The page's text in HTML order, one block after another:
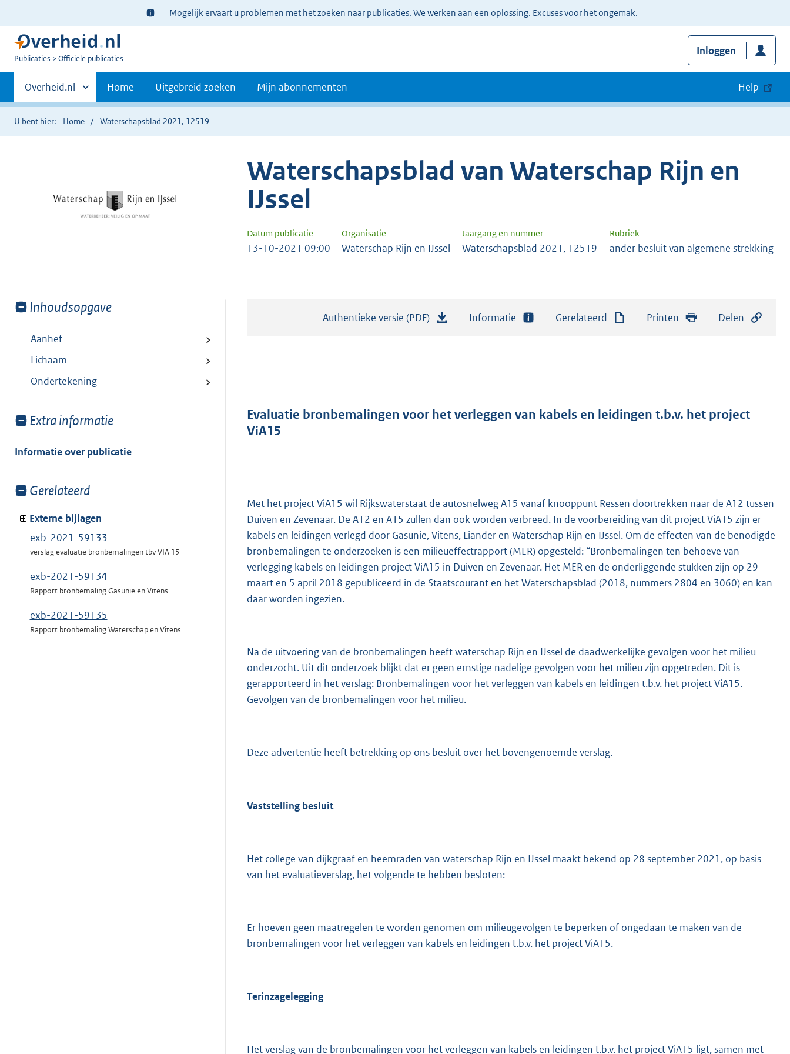
Ter
informatie:
Mogelijk ervaart u problemen met het zoeken naar publicaties. We werken aan een oplossing. Excuses voor het ongemak.
U
Publicaties Officiële publicaties
Inloggen
Primaire
navigatie
Andere
sites
binnen
Overheid.nl Home Uitgebreid zoeken Mijn abonnementen Help
U bent hier: Home Waterschapsblad 2021, 12519
Waterschapsblad van Waterschap Rijn en
IJssel
Datum publicatie Organisatie Jaargang en nummer Rubriek
13-10-2021 09:00 Waterschap Rijn en IJssel Waterschapsblad 2021, 12519 ander besluit van algemene strekking
Toon
van:
Inhoudsopgave
Aanhef
Lichaam
Ondertekening
Toon
van:
Extra informatie
Informatie over publicatie
Toon
van:
Gerelateerd
Externe bijlagen
exb-2021-59133
verslag evaluatie bronbemalingen tbv VIA 15
exb-2021-59134
Rapport bronbemaling Gasunie en Vitens
exb-2021-59135
Rapport bronbemaling Waterschap en Vitens
Authentieke versie (PDF)
d
t
t
e
:
2
4
Informatie Gerelateerd Printen Delen
Evaluatie bronbemalingen voor het verleggen van kabels en leidingen t.b.v. het project
ViA15
Met het project ViA15 wil Rijkswaterstaat de autosnelweg A15 vanaf knooppunt Ressen doortrekken naar de A12 tussen
Duiven en Zevenaar. De A12 en A15 zullen dan ook worden verbreed. In de voorbereiding van dit project ViA15 zijn er
kabels en leidingen verlegd door Gasunie, Vitens, Liander en Waterschap Rijn en IJssel. Om de effecten van de benodigde
bronbemalingen te onderzoeken is een milieueffectrapport (MER) opgesteld: “Bronbemalingen ten behoeve van
verlegging kabels en leidingen project ViA15 in Duiven en Zevenaar. Het MER en de onderliggende stukken zijn op 29
maart en 5 april 2018 gepubliceerd in de Staatscourant en het Waterschapsblad (2018, nummers 2804 en 3060) en kan
daar worden ingezien.
Na de uitvoering van de bronbemalingen heeft waterschap Rijn en IJssel de daadwerkelijke gevolgen voor het milieu
onderzocht. Uit dit onderzoek blijkt dat er geen ernstige nadelige gevolgen voor het milieu zijn opgetreden. Dit is
gerapporteerd in het verslag: Bronbemalingen voor het verleggen van kabels en leidingen t.b.v. het project ViA15.
Gevolgen van de bronbemalingen voor het milieu.
Deze advertentie heeft betrekking op ons besluit over het bovengenoemde verslag.
Vaststelling besluit
Het college van dijkgraaf en heemraden van waterschap Rijn en IJssel maakt bekend op 28 september 2021, op basis
van het evaluatieverslag, het volgende te hebben besloten:
Er hoeven geen maatregelen te worden genomen om milieugevolgen te beperken of ongedaan te maken van de
bronbemalingen voor het verleggen van kabels en leidingen t.b.v. het project ViA15.
Terinzagelegging
Het verslag van de bronbemalingen voor het verleggen van kabels en leidingen t.b.v. het project ViA15 ligt, samen met